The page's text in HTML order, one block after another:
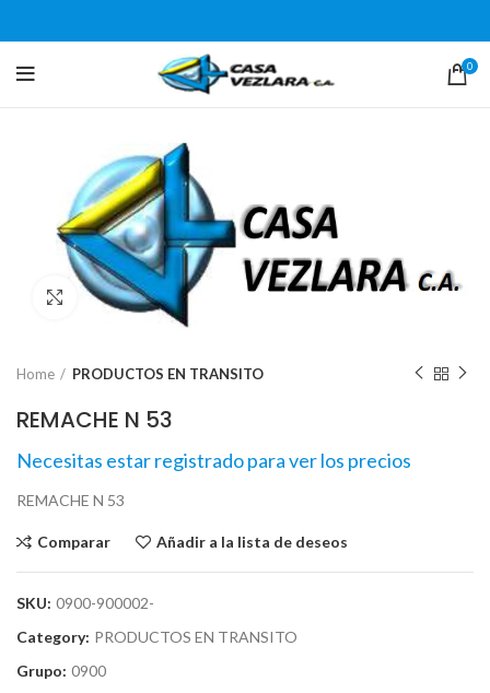
0
Click para agrandar
Home PRODUCTOS EN TRANSITO
REMACHE N 53
Necesitas estar registrado para ver los precios
REMACHE N 53
Comparar Añadir a la lista de deseos
SKU: 0900-900002-
Category: PRODUCTOS EN TRANSITO
Grupo: 0900